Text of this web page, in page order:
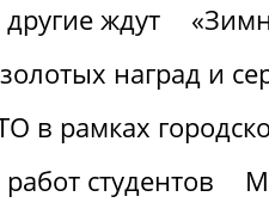
ждут
наград и
в рамках
студентов